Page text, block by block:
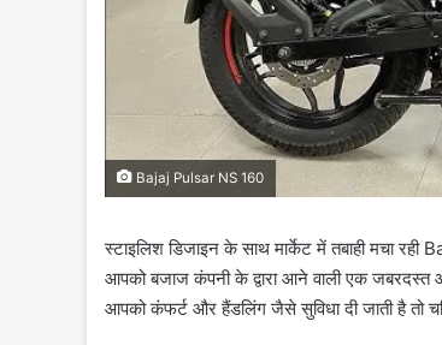
Bajaj Pulsar NS 160
स्टाइलिश डिजाइन के साथ मार्केट में तबाही मचा
आपको बजाज कंपनी के द्वारा आने वाली एक जबरदस्त
आपको कंफर्ट और हैंडलिंग जैसे सुविधा दी जाती है तो